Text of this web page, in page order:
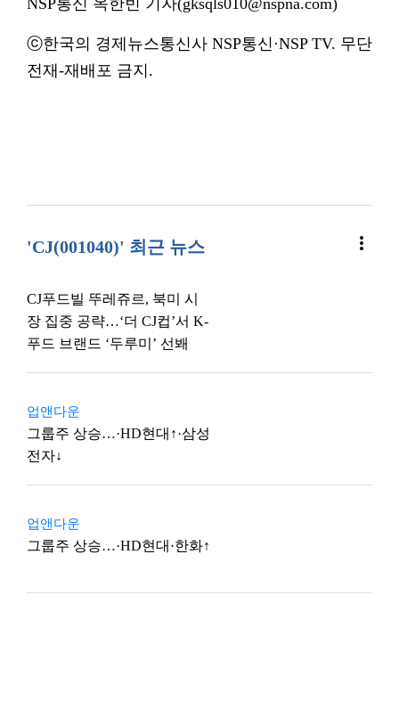
NSP통신 옥한빈 기자(gksqls010@nspna.com)
ⓒ한국의 경제뉴스통신사 NSP통신·NSP TV. 무단
전재-재배포 금지.
'CJ(001040)' 최근 뉴스 more_vert
CJ푸드빌 뚜레쥬르, 북미 시
장 집중 공략…‘더 CJ컵’서 K-
푸드 브랜드 ‘두루미’ 선봬
업앤다운
그룹주 상승…·HD현대↑·삼성
전자↓
업앤다운
그룹주 상승…·HD현대·한화↑